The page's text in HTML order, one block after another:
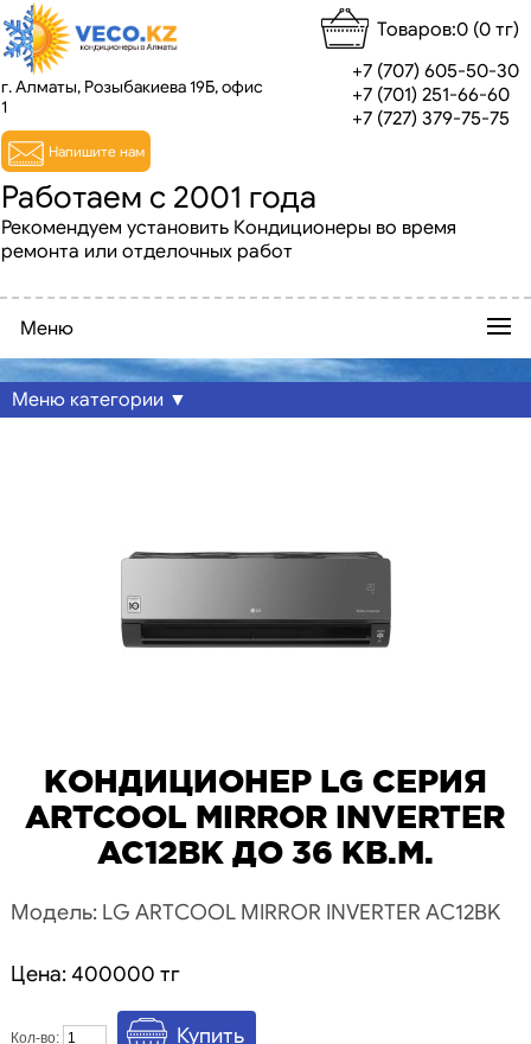
Работаем с 2001 года
Рекомендуем установить Кондиционеры во время
ремонта или отделочных работ
Товаров:0 (0 тг)
г. Алматы, Розыбакиева 19Б, офис
1
Напишите нам
+7 (707) 605-50-30
+7 (701) 251-66-60
+7 (727) 379-75-75
Меню
Меню категории ▼
КОНДИЦИОНЕР LG СЕРИЯ
ARTCOOL MIRROR INVERTER
AC12BK ДО 36 КВ.М.
Модель: LG ARTCOOL MIRROR INVERTER AC12BK
Цена: 400000 тг
Кол-во: